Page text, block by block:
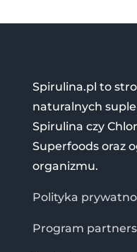
Spirulina.pl to
naturalnych
Spirulina czy
Superfoods oraz
organizmu.
Polityka
Program